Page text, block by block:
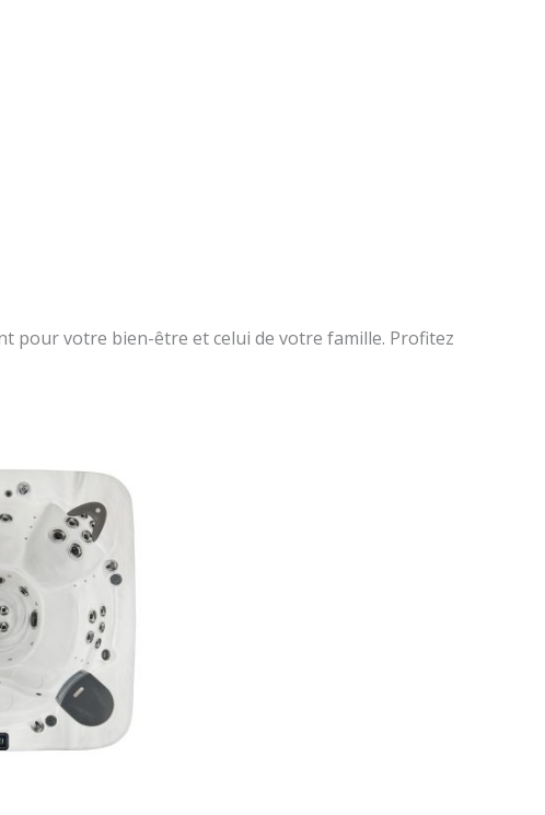
pour votre bien-être et celui de votre famille. Profitez